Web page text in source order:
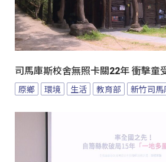
司馬庫斯校舍無照卡關22年 衝擊童
原鄉 環境 生活 教育部 新竹司馬